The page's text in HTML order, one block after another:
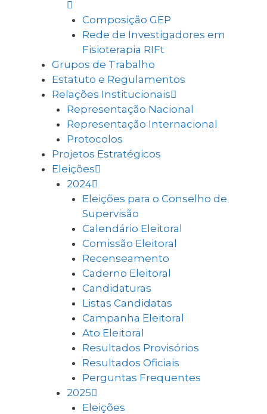
Composição GEP
Rede de Investigadores em
Fisioterapia RIFt
Grupos de Trabalho
Estatuto e Regulamentos
Relações Institucionais
Representação Nacional
Representação Internacional
Protocolos
Projetos Estratégicos
Eleições
2024
Eleições para o Conselho de
Supervisão
Calendário Eleitoral
Comissão Eleitoral
Recenseamento
Caderno Eleitoral
Candidaturas
Listas Candidatas
Campanha Eleitoral
Ato Eleitoral
Resultados Provisórios
Resultados Oficiais
Perguntas Frequentes
2025
Eleições